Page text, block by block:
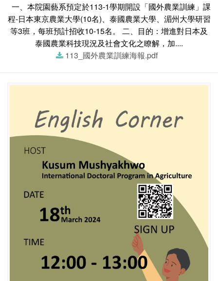
一、本院園藝系預定於113-1學期開設「國外農業訓練」課
程-日本東京農業大學(10名)、泰國農業大學、湄州大學研習
等3班，每班預計招收10-15名。 二、目的：增進對日本及
泰國農業科技現況及社會文化之瞭解，加....
113_國外農業訓練海報.pdf